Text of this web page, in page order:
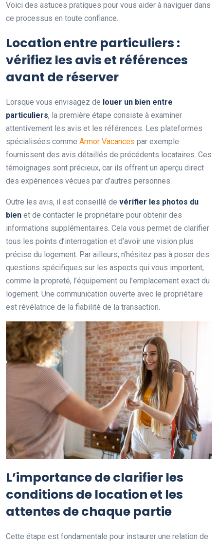
Voici des astuces pratiques pour vous aider à naviguer dans
ce processus en toute confiance.
Location entre particuliers :
vérifiez les avis et références
avant de réserver
Lorsque vous envisagez de louer un bien entre
particuliers, la première étape consiste à examiner
attentivement les avis et les références. Les plateformes
spécialisées comme Armor Vacances par exemple
fournissent des avis détaillés de précédents locataires. Ces
témoignages sont précieux, car ils offrent un aperçu direct
des expériences vécues par d’autres personnes.
Outre les avis, il est conseillé de vérifier les photos du
bien et de contacter le propriétaire pour obtenir des
informations supplémentaires. Cela vous permet de clarifier
tous les points d’interrogation et d’avoir une vision plus
précise du logement. Par ailleurs, n’hésitez pas à poser des
questions spécifiques sur les aspects qui vous importent,
comme la propreté, l’équipement ou l’emplacement exact du
logement. Une communication ouverte avec le propriétaire
est révélatrice de la fiabilité de la transaction.
L’importance de clarifier les
conditions de location et les
attentes de chaque partie
Cette étape est fondamentale pour instaurer une relation de